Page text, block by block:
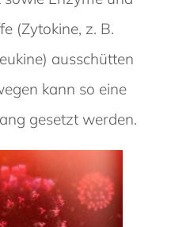
(Zytokine, z. B.
ausschütten
kann so eine
gesetzt werden.